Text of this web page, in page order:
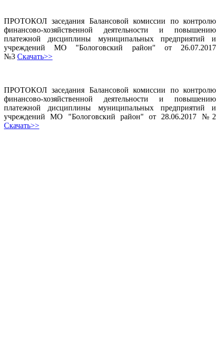
ПРОТОКОЛ заседания Балансовой комиссии по контролю
финансово-хозяйственной деятельности и повышению
платежной дисциплины муниципальных предприятий и
учреждений МО "Бологовский район" от 26.07.2017
№3 Скачать>>
ПРОТОКОЛ заседания Балансовой комиссии по контролю
финансово-хозяйственной деятельности и повышению
платежной дисциплины муниципальных предприятий и
учреждений МО "Бологовский район" от 28.06.2017 №2
Скачать>>